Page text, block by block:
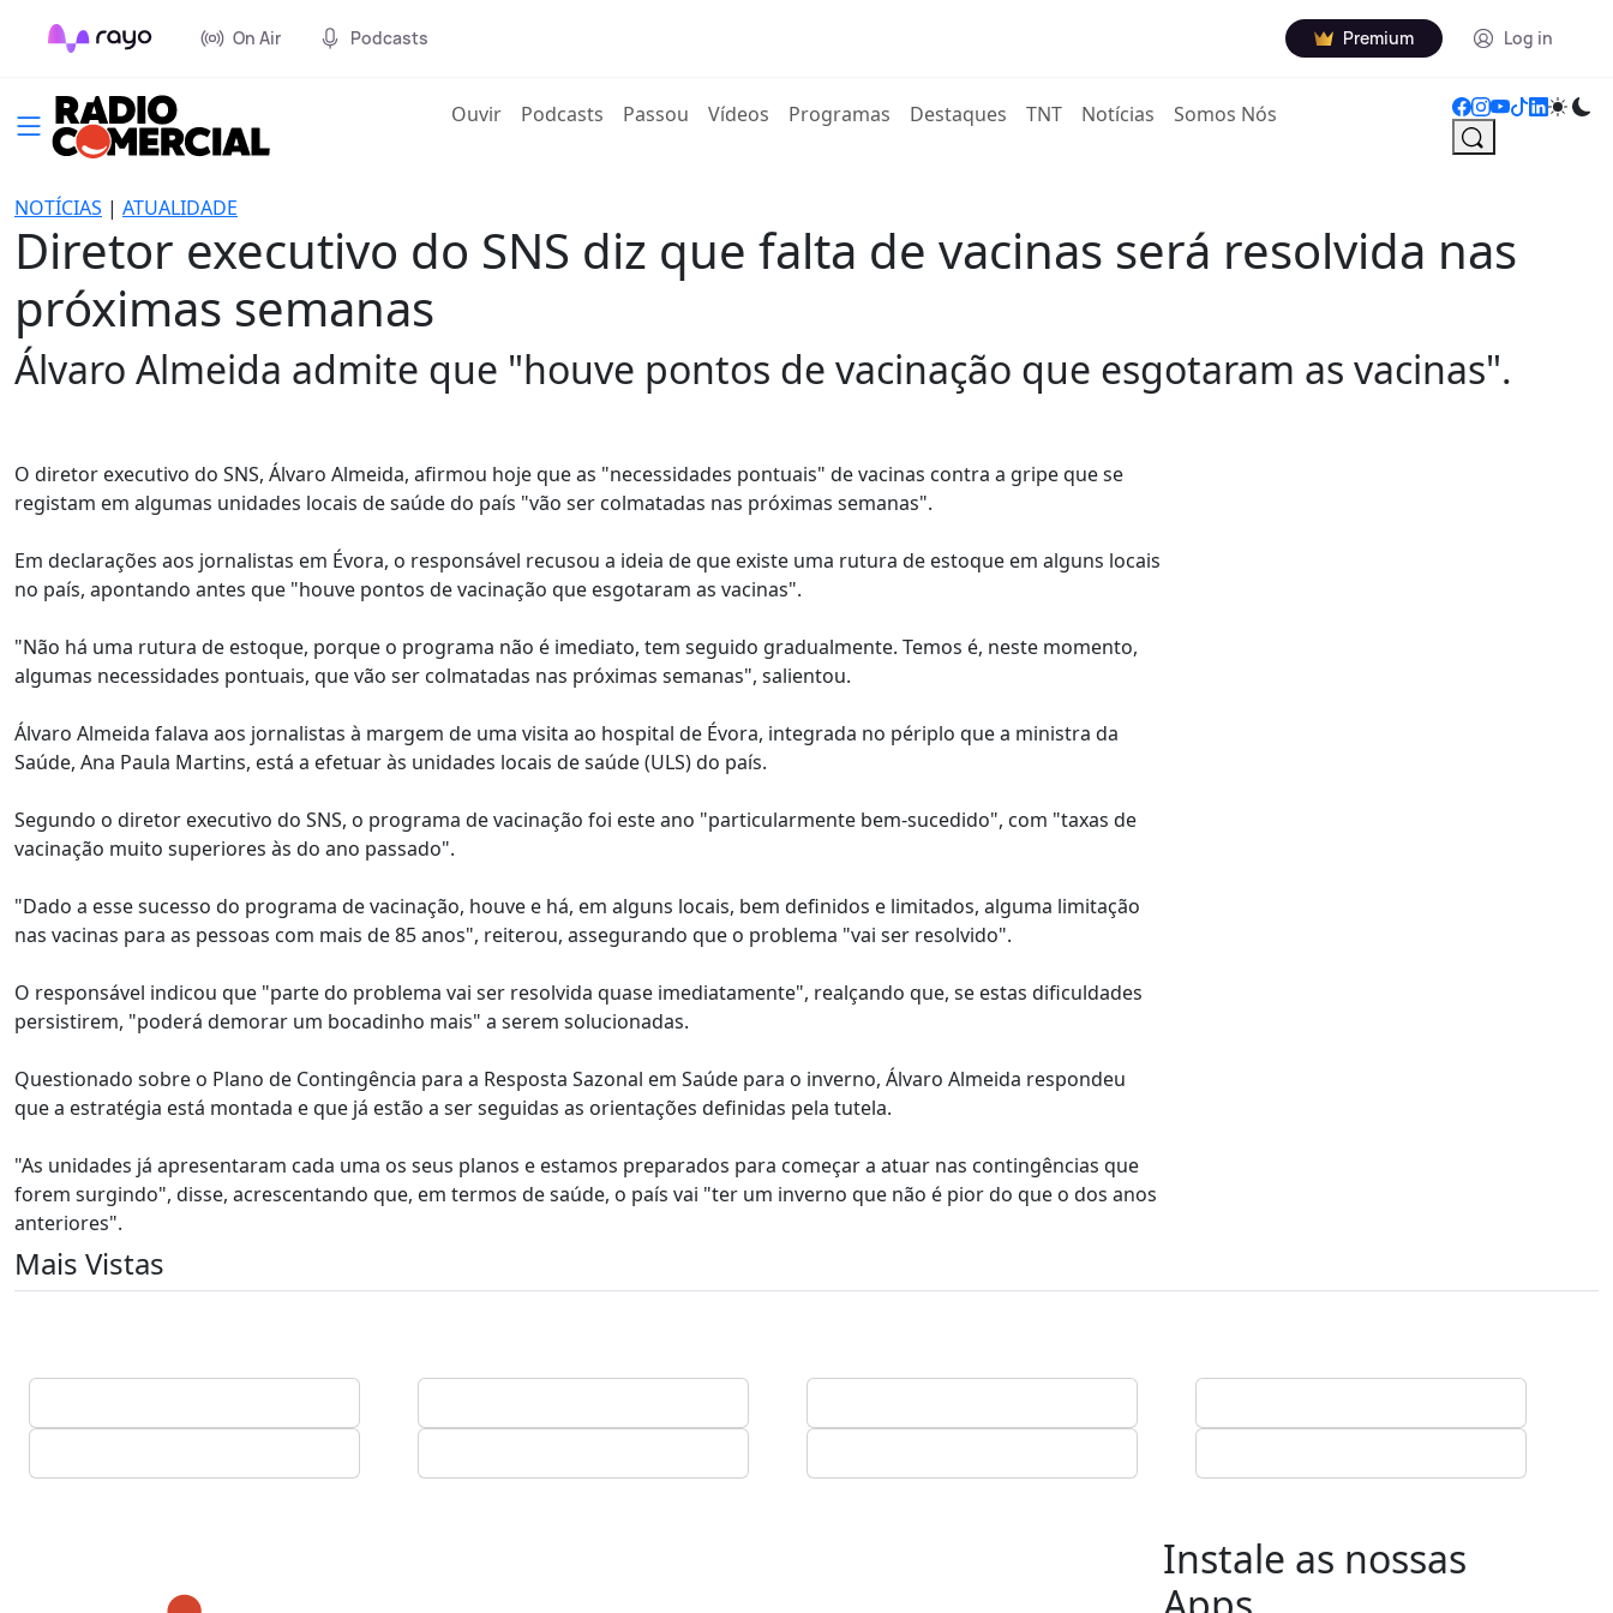
On Air Podcasts Premium Log in
Ouvir(current)
Podcasts Passou Vídeos Programas Destaques TNT Notícias Somos Nós
NOTÍCIAS | ATUALIDADE
Diretor executivo do SNS diz que falta de vacinas será resolvida nas
próximas semanas
Álvaro Almeida admite que "houve pontos de vacinação que esgotaram as vacinas".
O diretor executivo do SNS, Álvaro Almeida, afirmou hoje que as "necessidades pontuais" de vacinas contra a gripe que se
registam em algumas unidades locais de saúde do país "vão ser colmatadas nas próximas semanas".
Em declarações aos jornalistas em Évora, o responsável recusou a ideia de que existe uma rutura de estoque em alguns locais
no país, apontando antes que "houve pontos de vacinação que esgotaram as vacinas".
"Não há uma rutura de estoque, porque o programa não é imediato, tem seguido gradualmente. Temos é, neste momento,
algumas necessidades pontuais, que vão ser colmatadas nas próximas semanas", salientou.
Álvaro Almeida falava aos jornalistas à margem de uma visita ao hospital de Évora, integrada no périplo que a ministra da
Saúde, Ana Paula Martins, está a efetuar às unidades locais de saúde (ULS) do país.
Segundo o diretor executivo do SNS, o programa de vacinação foi este ano "particularmente bem-sucedido", com "taxas de
vacinação muito superiores às do ano passado".
"Dado a esse sucesso do programa de vacinação, houve e há, em alguns locais, bem definidos e limitados, alguma limitação
nas vacinas para as pessoas com mais de 85 anos", reiterou, assegurando que o problema "vai ser resolvido".
O responsável indicou que "parte do problema vai ser resolvida quase imediatamente", realçando que, se estas dificuldades
persistirem, "poderá demorar um bocadinho mais" a serem solucionadas.
Questionado sobre o Plano de Contingência para a Resposta Sazonal em Saúde para o inverno, Álvaro Almeida respondeu
que a estratégia está montada e que já estão a ser seguidas as orientações definidas pela tutela.
"As unidades já apresentaram cada uma os seus planos e estamos preparados para começar a atuar nas contingências que
forem surgindo", disse, acrescentando que, em termos de saúde, o país vai "ter um inverno que não é pior do que o dos anos
anteriores".
Mais Vistas
Instale as nossas